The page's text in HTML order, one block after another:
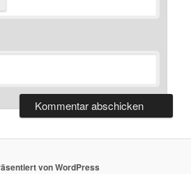
von WordPress